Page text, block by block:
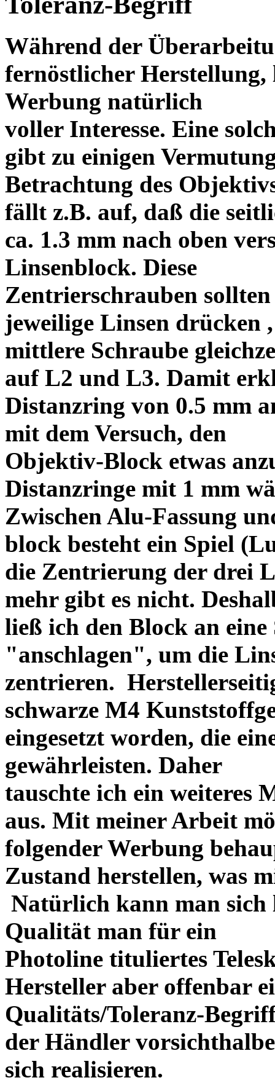
Während der
fernöstlicher Herstellung,
Werbung natürlich
voller Interesse. Eine
gibt zu einigen
Betrachtung des
fällt z.B. auf, daß die
ca. 1.3 mm nach oben
Linsenblock. Diese
Zentrierschrauben
jeweilige Linsen drücken
mittlere Schraube
auf L2 und L3. Damit
Distanzring von 0.5 mm
mit dem Versuch, den
Objektiv-Block etwas
Distanzringe mit 1 mm
Zwischen Alu-Fassung
block besteht ein Spiel
die Zentrierung der drei
mehr gibt es nicht.
ließ ich den Block an eine
"anschlagen", um die
zentrieren.
schwarze M4
eingesetzt worden, die
gewährleisten. Daher
tauschte ich ein weiteres
aus. Mit meiner Arbeit
folgender Werbung
Zustand herstellen, was
Natürlich kann man sich
Qualität man für ein
Photoline tituliertes
Hersteller aber offenbar
Qualitäts/Toleranz-
der Händler
sich realisieren.